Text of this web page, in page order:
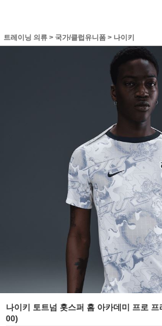
트레이닝 의류 > 국가/클럽유니폼 > 나이키
나이키 토트넘 홋스퍼 홈 아카데미 프로
00)